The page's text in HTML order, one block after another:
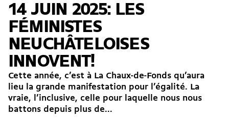
14 JUIN 2025: LES
FÉMINISTES
NEUCHÂTELOISES
INNOVENT!
Cette année, c’est à La Chaux-de-Fonds qu’aura
lieu la grande manifestation pour l’égalité. La
vraie, l’inclusive, celle pour laquelle nous nous
battons depuis plus de...